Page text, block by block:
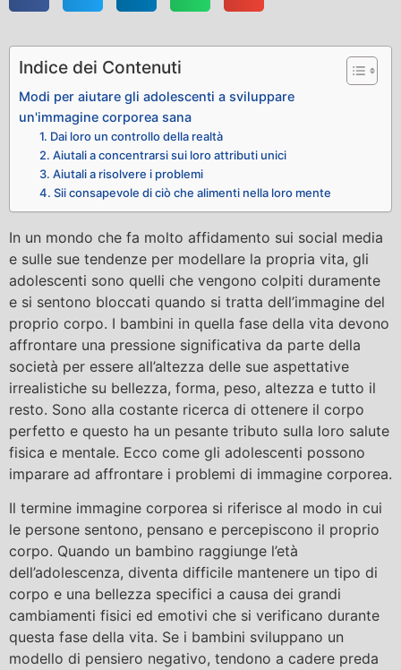
Indice dei Contenuti
Modi per aiutare gli adolescenti a sviluppare
un'immagine corporea sana
1. Dai loro un controllo della realtà
2. Aiutali a concentrarsi sui loro attributi unici
3. Aiutali a risolvere i problemi
4. Sii consapevole di ciò che alimenti nella loro mente
In un mondo che fa molto affidamento sui social media
e sulle sue tendenze per modellare la propria vita, gli
adolescenti sono quelli che vengono colpiti duramente
e si sentono bloccati quando si tratta dell’immagine del
proprio corpo. I bambini in quella fase della vita devono
affrontare una pressione significativa da parte della
società per essere all’altezza delle sue aspettative
irrealistiche su bellezza, forma, peso, altezza e tutto il
resto. Sono alla costante ricerca di ottenere il corpo
perfetto e questo ha un pesante tributo sulla loro salute
fisica e mentale. Ecco come gli adolescenti possono
imparare ad affrontare i problemi di immagine corporea.
Il termine immagine corporea si riferisce al modo in cui
le persone sentono, pensano e percepiscono il proprio
corpo. Quando un bambino raggiunge l’età
dell’adolescenza, diventa difficile mantenere un tipo di
corpo e una bellezza specifici a causa dei grandi
cambiamenti fisici ed emotivi che si verificano durante
questa fase della vita. Se i bambini sviluppano un
modello di pensiero negativo, tendono a cadere preda